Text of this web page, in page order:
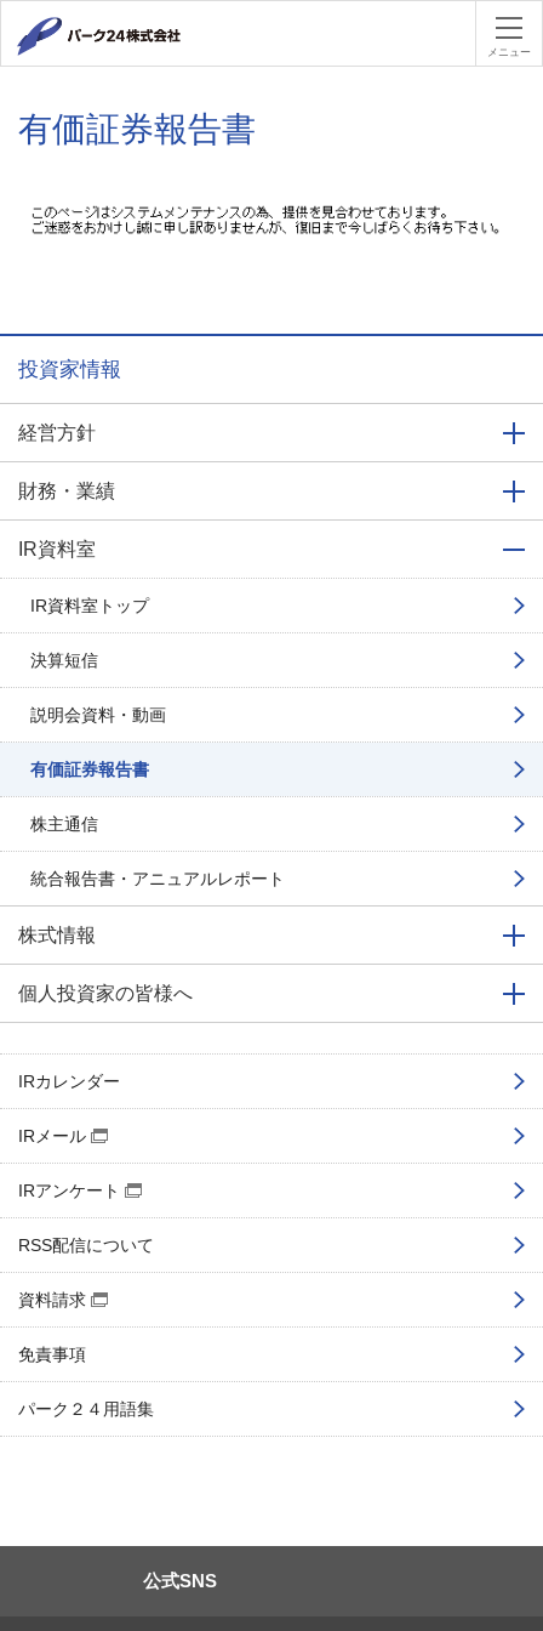
パーク２
メニュー
有価証券報告書
投資家情報
経営方針
財務・業績
IR資料室
IR資料室トップ
決算短信
説明会資料・動画
有価証券報告書
株主通信
統合報告書・アニュアルレポート
株式情報
個人投資家の皆様へ
IRカレンダー
IRメール
IRアンケート
RSS配信について
資料請求
免責事項
パーク２４用語集
公式SNS